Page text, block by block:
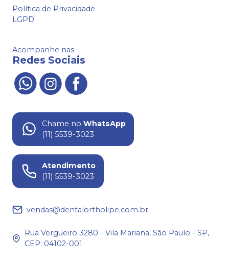
Política de Privacidade -
LGPD
Acompanhe nas
Redes Sociais
Chame no WhatsApp
(11) 5539-3023
Atendimento
(11) 5539-3023
vendas@dentalortholipe.com.br
Rua Vergueiro 3280 - Vila Mariana, São Paulo - SP,
CEP: 04102-001.